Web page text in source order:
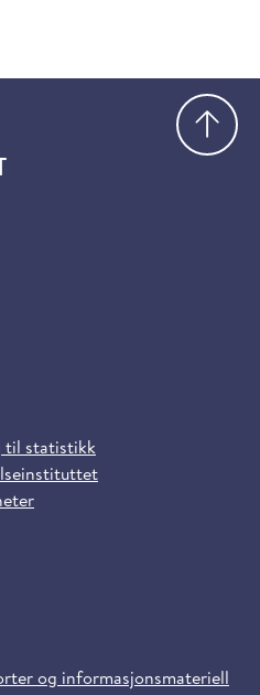
til statistikk
og informasjonsmateriell